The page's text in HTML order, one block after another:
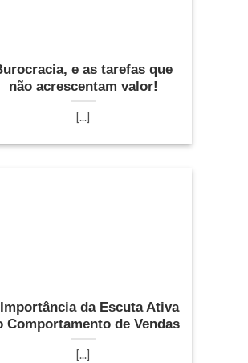
e as tarefas que
não acrescentam valor!
[...]
da Escuta Ativa
Comportamento de Vendas
[...]